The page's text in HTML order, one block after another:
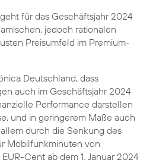
für das Geschäftsjahr 2024
jedoch rationalen
Preisumfeld im Premium-
Deutschland, dass
auch im Geschäftsjahr 2024
Performance darstellen
und in geringerem Maße auch
durch die Senkung des
Mobilfunkminuten von
Cent ab dem 1. Januar 2024